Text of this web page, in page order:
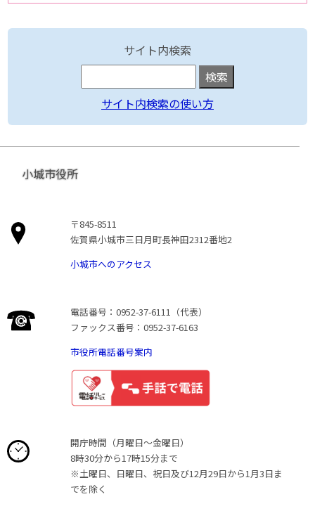
サイト内検索
サイト内検索の使い方
小城市役所
〒845-8511
佐賀県小城市三日月町長神田2312番地2
小城市へのアクセス
電話番号：0952-37-6111（代表）
ファックス番号：0952-37-6163
市役所電話番号案内
開庁時間（月曜日〜金曜日）
8時30分から17時15分まで
※土曜日、日曜日、祝日及び12月29日から1月3日ま
でを除く